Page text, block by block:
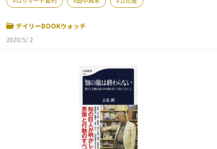
デイリーBOOKウォッチ
2020/5/ 2